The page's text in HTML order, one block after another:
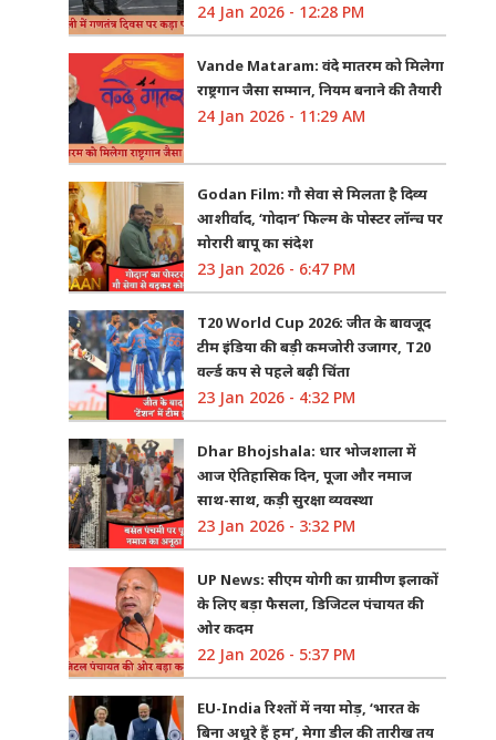
24 Jan 2026 - 12:28 PM
Vande Mataram: वंदे मातरम को मिलेगा
राष्ट्रगान जैसा सम्मान, नियम बनाने की तैयारी
24 Jan 2026 - 11:29 AM
Godan Film: गौ सेवा से मिलता है दिव्य
आशीर्वाद, ‘गोदान’ फिल्म के पोस्टर लॉन्च पर
मोरारी बापू का संदेश
23 Jan 2026 - 6:47 PM
T20 World Cup 2026: जीत के बावजूद
टीम इंडिया की बड़ी कमजोरी उजागर, T20
वर्ल्ड कप से पहले बढ़ी चिंता
23 Jan 2026 - 4:32 PM
Dhar Bhojshala: धार भोजशाला में
आज ऐतिहासिक दिन, पूजा और नमाज
साथ-साथ, कड़ी सुरक्षा व्यवस्था
23 Jan 2026 - 3:32 PM
UP News: सीएम योगी का ग्रामीण इलाकों
के लिए बड़ा फैसला, डिजिटल पंचायत की
ओर कदम
22 Jan 2026 - 5:37 PM
EU-India रिश्तों में नया मोड़, ‘भारत के
बिना अधूरे हैं हम’, मेगा डील की तारीख तय